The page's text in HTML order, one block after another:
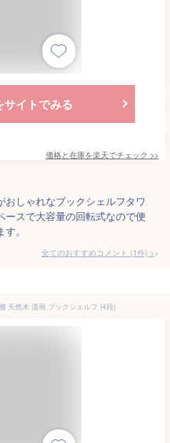
サイトでみる
価格と在庫を楽天でチェック >>
しゃれなブックシェルフタワ
ースで大容量の回転式なので便
。
全てのおすすめコメント (1件) >
天然木 漫画 ブックシェルフ (4段)